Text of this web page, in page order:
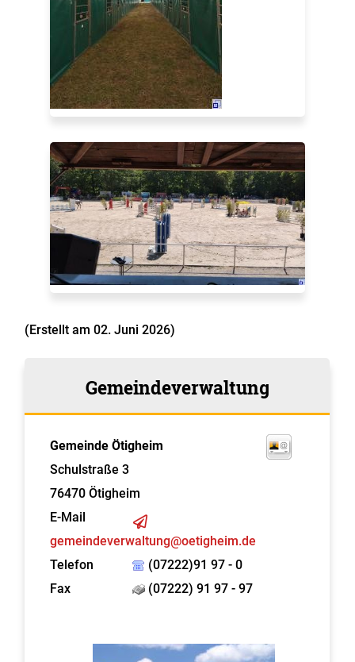
(Erstellt am 02. Juni 2026)
Gemeindeverwaltung
Gemeinde Ötigheim
Schulstraße 3
76470 Ötigheim
E-Mail
gemeindeverwaltung@oetigheim.de
Telefon
(07222)91 97 - 0
Fax
(07222) 91 97 - 97